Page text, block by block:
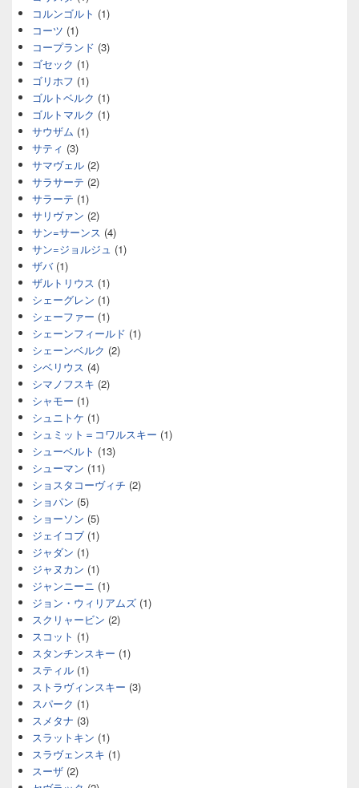
コルンゴルト (1)
コーツ (1)
コープランド (3)
ゴセック (1)
ゴリホフ (1)
ゴルトベルク (1)
ゴルトマルク (1)
サウザム (1)
サティ (3)
サマヴェル (2)
サラサーテ (2)
サラーテ (1)
サリヴァン (2)
サン=サーンス (4)
サン=ジョルジュ (1)
ザバ(1)
ザルトリウス (1)
シェーグレン (1)
シェーファー (1)
シェーンフィールド (1)
シェーンベルク (2)
シベリウス (4)
シマノフスキ (2)
シャモー (1)
シュニトケ (1)
シュミット＝コワルスキー (1)
シューベルト (13)
シューマン (11)
ショスタコーヴィチ (2)
ショパン (5)
ショーソン (5)
ジェイコブ (1)
ジャダン (1)
ジャヌカン (1)
ジャンニーニ (1)
ジョン・ウィリアムズ (1)
スクリャービン (2)
スコット (1)
スタンチンスキー (1)
スティル (1)
ストラヴィンスキー (3)
スパーク (1)
スメタナ (3)
スラットキン (1)
スラヴェンスキ (1)
スーザ (2)